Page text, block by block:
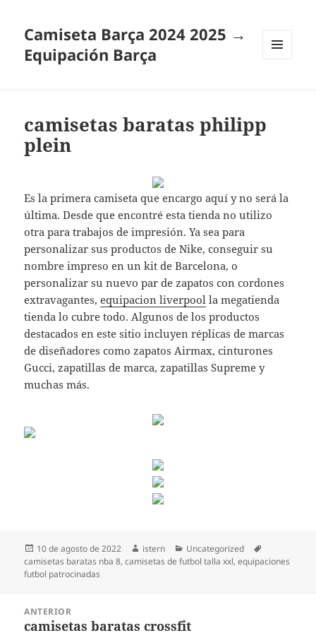
Camiseta Barça 2024 2025 →
Equipación Barça
camisetas baratas philipp
plein
Es la primera camiseta que encargo aquí y no será la
última. Desde que encontré esta tienda no utilizo
otra para trabajos de impresión. Ya sea para
personalizar sus productos de Nike, conseguir su
nombre impreso en un kit de Barcelona, o
personalizar su nuevo par de zapatos con cordones
extravagantes,equipacion liverpool la megatienda
tienda lo cubre todo. Algunos de los productos
destacados en este sitio incluyen réplicas de marcas
de diseñadores como zapatos Airmax, cinturones
Gucci, zapatillas de marca, zapatillas Supreme y
muchas más.
Publicado
el
10 de agosto de 2022 Autor
istern Categorías
Uncategorized
camisetas baratas nba 8,camisetas de futbol talla xxl,equipaciones
futbol patrocinadas
ANTERIOR
Entrada
camisetas baratas crossfit